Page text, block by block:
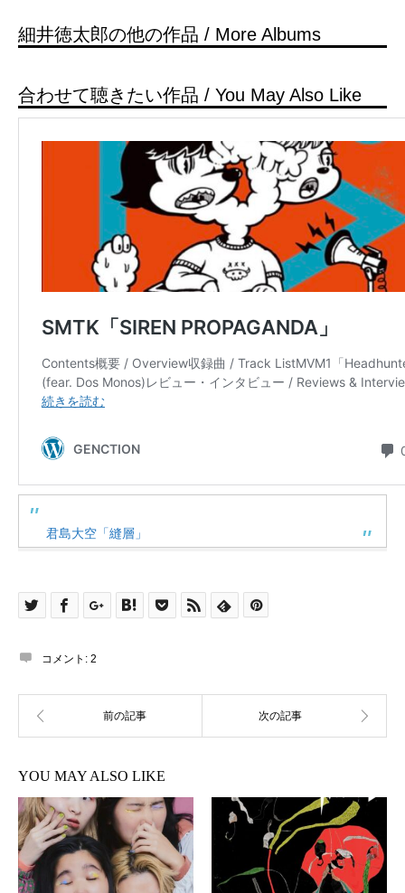
細井徳太郎の他の作品 / More Albums
合わせて聴きたい作品 / You May Also Like
君島大空「縫層」
コメント: 2
YOU MAY ALSO LIKE